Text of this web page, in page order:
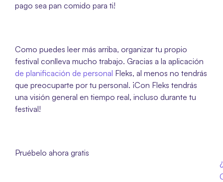
pago sea pan comido para ti!
Como puedes leer más arriba, organizar tu propio
de planificación de personal Fleks, al menos no tendrás
que preocuparte por tu personal. ¡Con Fleks tendrás
una visión general en tiempo real, incluso durante tu
festival!
Pruébelo ahora gratis